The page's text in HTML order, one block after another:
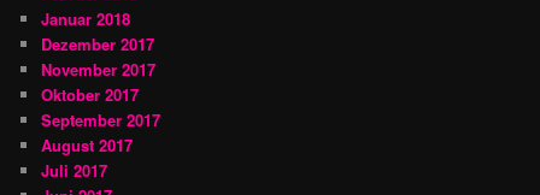
Januar 2018
Dezember 2017
November 2017
Oktober 2017
September 2017
August 2017
Juli 2017